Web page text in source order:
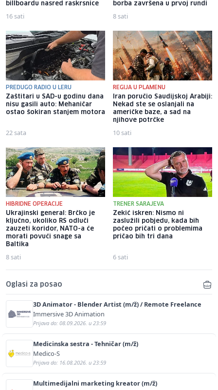
billboardu nasred raskrsnice
16 sati
borba završena u prvoj rundi
8 sati
PREDUGO RADIO U LERU
Zaštitari u SAD-u godinu dana
nisu gasili auto: Mehaničar
ostao šokiran stanjem motora
22 sata
REGIJA U PLAMENU
Iran poručio Saudijskoj Arabiji:
Nekad ste se oslanjali na
američke baze, a sad na
njihove potrčke
10 sati
HIBRIDNE OPERACIJE
Ukrajinski general: Brčko je
ključno, ukoliko RS odluči
zauzeti koridor, NATO-a će
morati povući snage sa
Baltika
8 sati
TRENER SARAJEVA
Zekić iskren: Nismo ni
zaslužili pobjedu, kada bih
počeo pričati o problemima
pričao bih tri dana
6 sati
Oglasi za posao
3D Animator - Blender Artist (m/ž) / Remote Freelance
Immersive 3D Animation
Prijava do: 08.09.2026. u 23:59
Medicinska sestra - Tehničar (m/ž)
Medico-S
Prijava do: 16.08.2026. u 23:59
Multimedijalni marketing kreator (m/ž)